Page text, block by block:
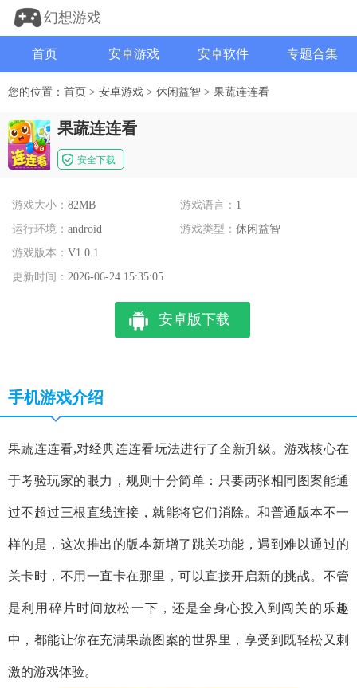
幻想游戏
首页 安卓游戏 安卓软件 专题合集
您的位置： 首页 > 安卓游戏 > 休闲益智 > 果蔬连连看
果蔬连连看
安全下载
游戏大小： 82MB 游戏语言： 1
运行环境： android 游戏类型：休闲益智
游戏版本： V1.0.1
更新时间： 2026-06-24 15:35:05
安卓版下载
手机游戏介绍
果蔬连连看,对经典连连看玩法进行了全新升级。游戏核心在
于考验玩家的眼力，规则十分简单：只要两张相同图案能通
过不超过三根直线连接，就能将它们消除。和普通版本不一
样的是，这次推出的版本新增了跳关功能，遇到难以通过的
关卡时，不用一直卡在那里，可以直接开启新的挑战。不管
是利用碎片时间放松一下，还是全身心投入到闯关的乐趣
中，都能让你在充满果蔬图案的世界里，享受到既轻松又刺
激的游戏体验。